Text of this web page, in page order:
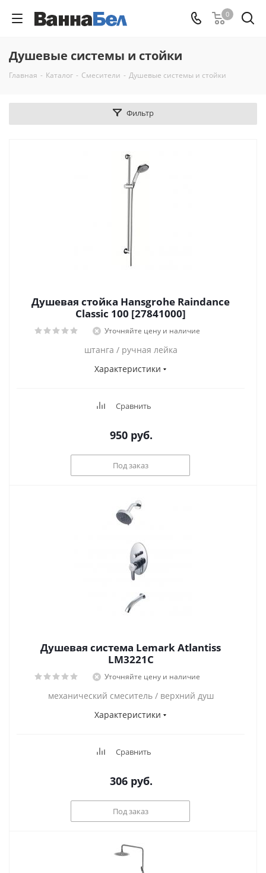
0
Душевые системы и стойки
Главная - Каталог - Смесители - Душевые системы и стойки
Фильтр
Душевая стойка Hansgrohe Raindance
Classic 100 [27841000]
Уточняйте цену и наличие
штанга / ручная лейка
Характеристики
Сравнить
950руб.
Под заказ
Душевая система Lemark Atlantiss
LM3221C
Уточняйте цену и наличие
механический смеситель / верхний душ
Характеристики
Сравнить
306руб.
Под заказ